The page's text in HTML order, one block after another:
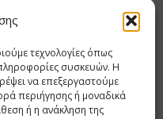
τεχνολογίες όπως
συσκευών. Η
να επεξεργαστούμε
περιήγησης ή μοναδικά
ή η ανάκληση της